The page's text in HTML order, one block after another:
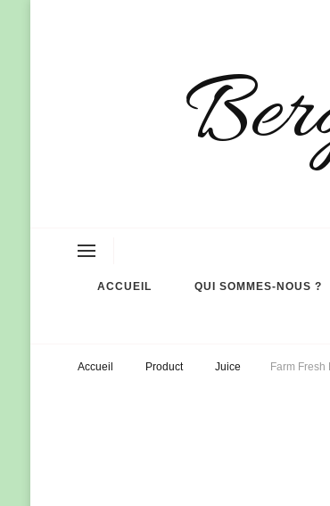
ACCUEIL QUI SOMMES-NOUS ?
Accueil Product Juice Farm Fresh